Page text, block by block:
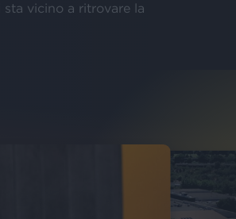
sta vicino a ritrovare la